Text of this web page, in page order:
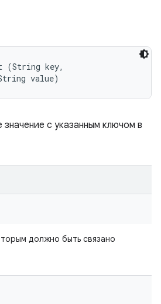
(String key,
value)
значение с указанным ключом в
должно быть связано